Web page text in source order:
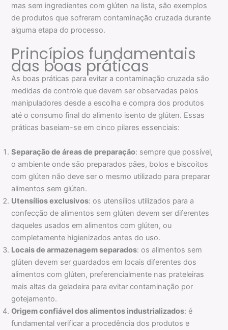
mas sem ingredientes com glúten na lista, são exemplos
de produtos que sofreram contaminação cruzada durante
alguma etapa do processo.
Princípios fundamentais
das boas práticas
As boas práticas para evitar a contaminação cruzada são
medidas de controle que devem ser observadas pelos
manipuladores desde a escolha e compra dos produtos
até o consumo final do alimento isento de glúten. Essas
práticas baseiam-se em cinco pilares essenciais:
Separação de áreas de preparação: sempre que possível,
o ambiente onde são preparados pães, bolos e biscoitos
com glúten não deve ser o mesmo utilizado para preparar
alimentos sem glúten.
Utensílios exclusivos: os utensílios utilizados para a
confecção de alimentos sem glúten devem ser diferentes
daqueles usados em alimentos com glúten, ou
completamente higienizados antes do uso.
Locais de armazenagem separados: os alimentos sem
glúten devem ser guardados em locais diferentes dos
alimentos com glúten, preferencialmente nas prateleiras
mais altas da geladeira para evitar contaminação por
gotejamento.
Origem confiável dos alimentos industrializados: é
fundamental verificar a procedência dos produtos e